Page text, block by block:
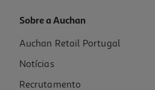
Doce Prisca Sem Açúcar Mirtilo Bio 240g
18.38 €/Kg
Sobre a Auchan
Auchan Retail Portugal
Notícias
Recrutamento